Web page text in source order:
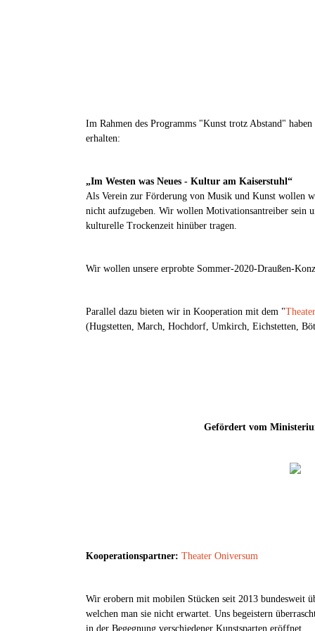
Im Rahmen des Programms "Kunst trotz Abstand"
erhalten:
„Im Westen was Neues - Kultur am Kaiserstuhl“
Als Verein zur Förderung von Musik und Kunst wollen
nicht aufzugeben. Wir wollen Motivationsantreiber sein
kulturelle Trockenzeit hinüber tragen.
Wir wollen unsere erprobte Sommer-2020-Draußen-
Parallel dazu bieten wir in Kooperation mit dem "
(Hugstetten, March, Hochdorf, Umkirch, Eichstetten,
Gefördert vom
Kooperationspartner: Theater Oniversum
Wir erobern mit mobilen Stücken seit 2013 bundesweit
welchen man sie nicht erwartet. Uns begeistern
in der Begegnung verschiedener Kunstsparten eröffnet.